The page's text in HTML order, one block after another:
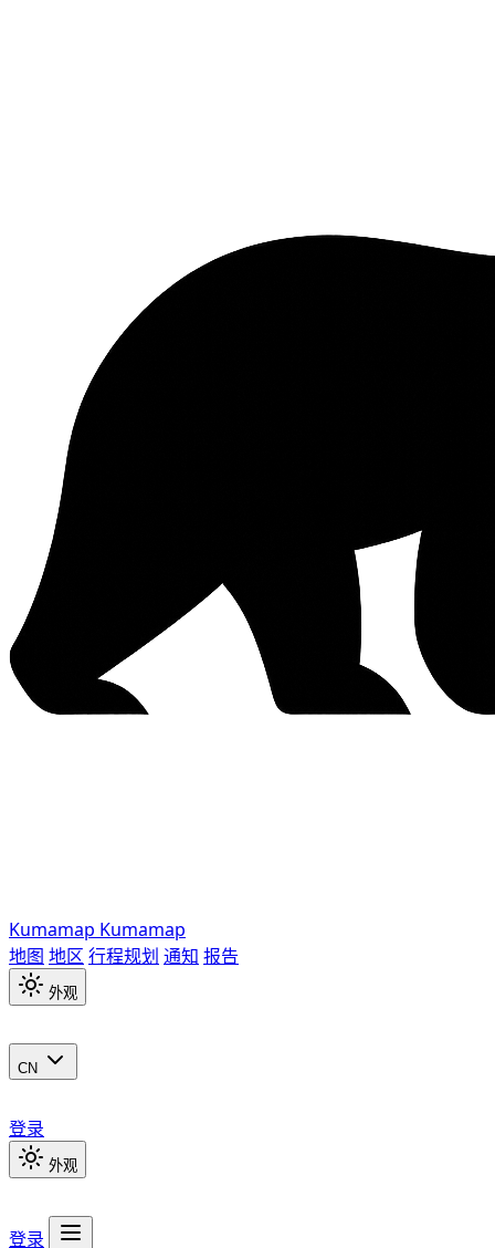
Kumamap Kumamap
地图 地区 行程规划 通知 报告
外观
CN
登录
外观
登录